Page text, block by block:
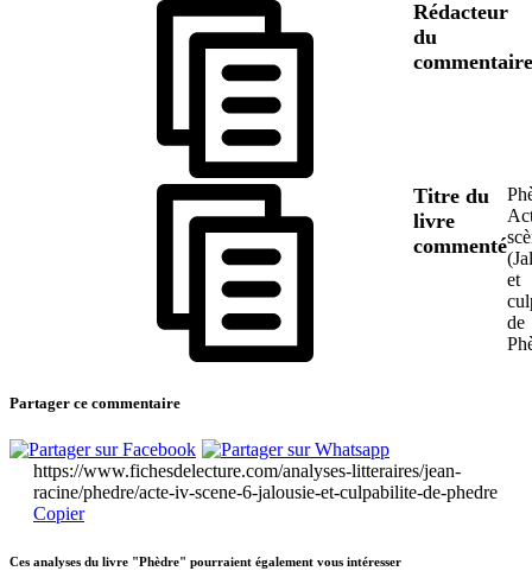
Rédacteur
du
commentaire
Titre du
livre
commenté
et
de
Partager ce commentaire
https://www.fichesdelecture.com/analyses-litteraires/jean-
racine/phedre/acte-iv-scene-6-jalousie-et-culpabilite-de-phedre
Copier
Ces analyses du livre "Phèdre" pourraient également vous intéresser